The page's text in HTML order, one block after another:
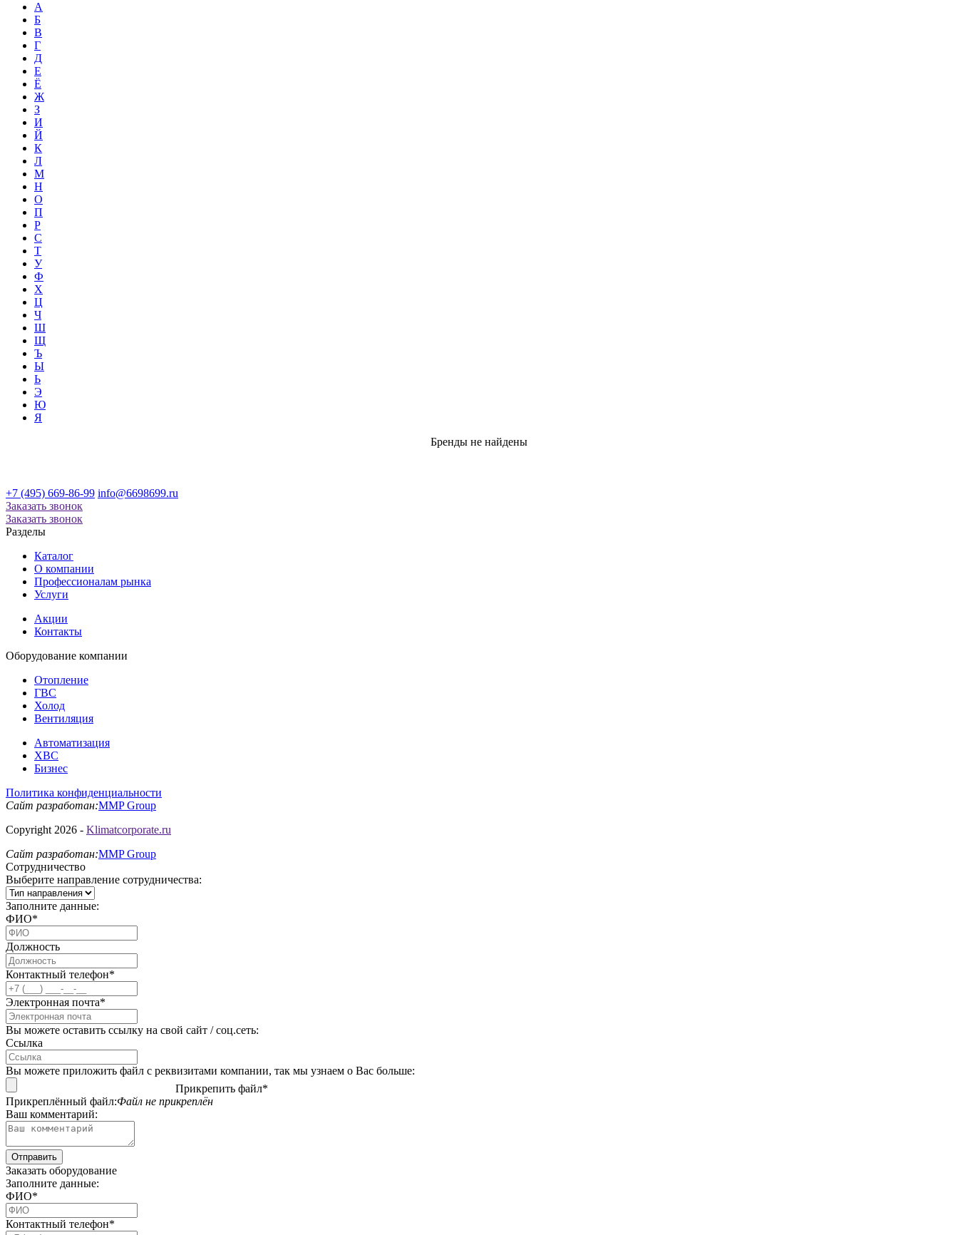
А
Б
В
Г
Д
Е
Ё
Ж
З
И
Й
К
Л
М
Н
О
П
Р
С
Т
У
Ф
Х
Ц
Ч
Ш
Щ
Ъ
Ы
Ь
Э
Ю
Я
Бренды не найдены
+7 (495) 669-86-99 info@6698699.ru
Заказать звонок
Заказать звонок
Разделы
Каталог
О компании
Профессионалам рынка
Услуги
Акции
Контакты
Оборудование компании
Отопление
ГВС
Холод
Вентиляция
Автоматизация
ХВС
Бизнес
Политика конфиденциальности
Сайт разработан:MMP Group
Copyright 2026 - Klimatcorporate.ru
Сайт разработан:MMP Group
Сотрудничество
Выберите направление сотрудничества:
Заполните данные:
ФИО*
Должность
Контактный телефон*
Электронная почта*
Вы можете оставить ссылку на свой сайт / соц.сеть:
Ссылка
Вы можете приложить файл с реквизитами компании, так мы узнаем о Вас больше:
Прикрепить файл*
Прикреплённый файл:Файл не прикреплён
Ваш комментарий:
Заказать оборудование
Заполните данные:
ФИО*
Контактный телефон*